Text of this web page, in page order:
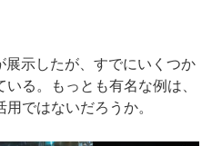
示したが、すでにいくつか
る。もっとも有名な例は、
用ではないだろうか。